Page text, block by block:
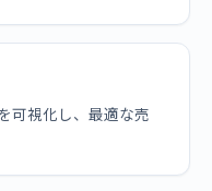
可視化し、最適な売